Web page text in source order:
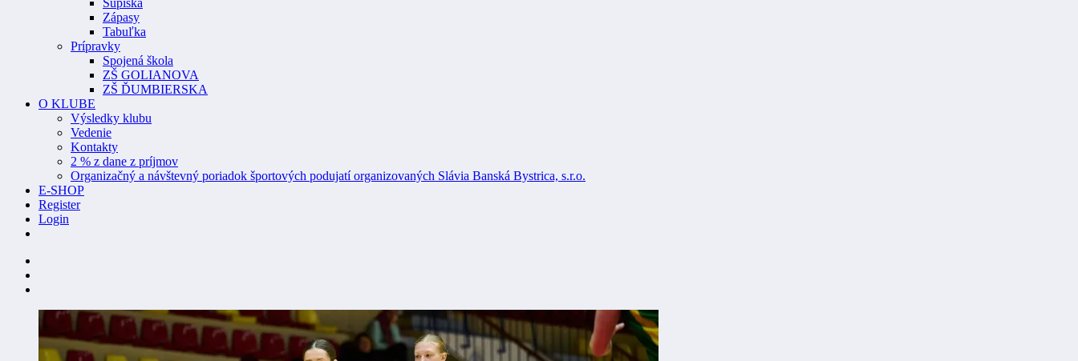
Súpiska
Zápasy
Tabuľka
Prípravky
Spojená škola
ZŠ GOLIANOVA
ZŠ ĎUMBIERSKA
O KLUBE
Výsledky klubu
Vedenie
Kontakty
2 % z dane z príjmov
Organizačný a návštevný poriadok športových podujatí organizovaných Slávia Banská Bystrica, s.r.o.
E-SHOP
Register
Login